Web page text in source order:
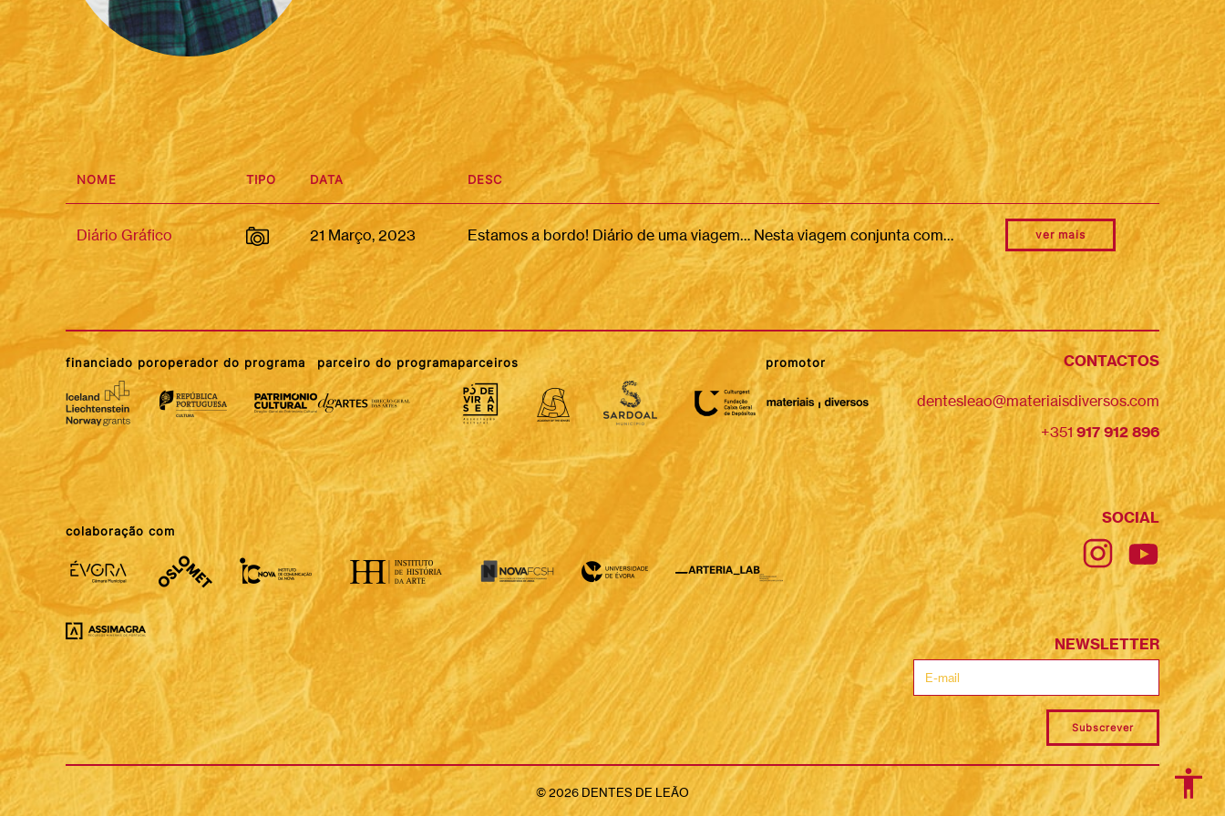
NOME TIPO DATA DESC
Diário Gráfico 21 Março, 2023 Estamos a bordo! Diário de uma viagem… Nesta viagem conjunta como Dentes de Leão levámos connosco um diário de bordo. Tal como qualquer diário, nele registámos as nossas expectativas, questões, percepções e experiências. Escrevemos, desenhámos, colámos e utilizámos todas as formas de expressão e documentação que achámos adequadas. Este caderno ajudou-nos, como indivíduos e como equipa, a tomar consciência e a perceber a relação de cada uma/um de nós com os lugares onde habitamos, estudamos, trabalhamos, vivemos, visitamos ou convivemos, em particular, com os territórios do Sardoal e de Évora. O que é que é único? O que destacaríamos nestes lugares em relação a outros locais que conhecemos? E o que alteraríamos? Que processos e dinâmicas poderiam ser desenvolvidos para promover essas alterações? Qual é o lugar das artes participativas e das práticas culturais nesse processo? Estes testemunhos ajudam-nos a reflectir sobre o papel das artes na construção conjunta de práticas de cidadania que contribuam para a transformação do Sardoal, de Évora e de Lisboa. Este caderno foi uma companhia e uma memória que nos acompanhou em todas as atividades em que participámos. Destacamos os novos conhecimentos, descobertas, sentimentos, inquietações e capacidades que formos adquirindo do ponto de vista humano, artístico, social e cívico. ver mais
financiado poroperador do programa parceiro do programaparceiros promotor
colaboração com
CONTACTOS
dentesleao@materiaisdiversos.com
+351 917 912 896
SOCIAL
NEWSLETTER
Subscrever
©2026DENTES DE LEÃO